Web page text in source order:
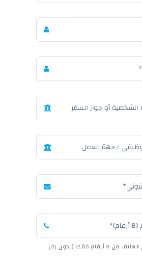
يرجى إدخال رقم الهاتف من 8 أرقام فقط (بدون رمز